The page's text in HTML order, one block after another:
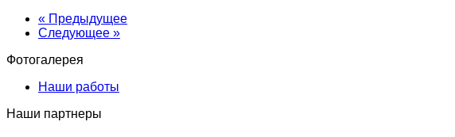
« Предыдущее
Следующее »
Фотогалерея
Наши работы
Наши партнеры